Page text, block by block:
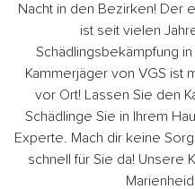
Nacht in den Bezirken! Der
ist seit vielen
Schädlingsbekämpfung
Kammerjäger von VGS ist
vor Ort! Lassen Sie den
Schädlinge Sie in Ihrem
Experte. Mach dir keine
schnell für Sie da! Unsere